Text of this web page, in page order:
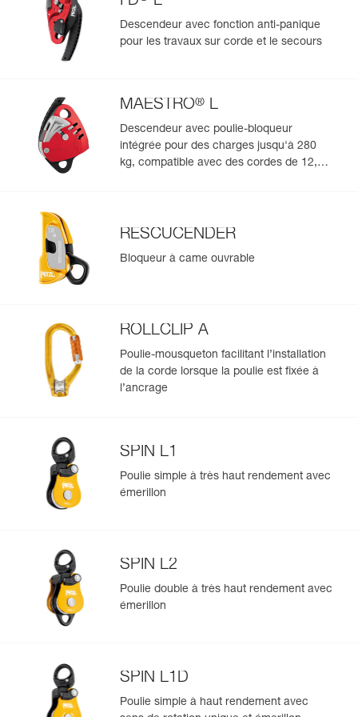
Référence : R078CA05
Longueur (ft) : 150 ft
Couleur(s) : orange
Garantie : 3 ans
Longueur (ft) : 200 ft
Couleur(s) : blanc
Garantie : 3 ans
Conditionnement : 1
Référence : R078CA07
Couleur(s) : jaune
Garantie : 3 ans
Conditionnement : 1
Référence : R078CA08
Longueur (ft) : 200 ft
Conditionnement : 1
Référence : R078CA09
Longueur (ft) : 200 ft
Couleur(s) : bleu
Garantie : 3 ans
Référence : R078CA10
Longueur (ft) : 200 ft
Couleur(s) : rouge
Garantie : 3 ans
Conditionnement : 1
Couleur(s) : orange
Garantie : 3 ans
Conditionnement : 1
Référence : R078CA12
Longueur (ft) : 600 ft
Conditionnement : 1
Référence : R078CA13
Longueur (ft) : 600 ft
Descendeur avec fonction anti-panique
pour les travaux sur corde et le secours
MAESTRO® L
Descendeur avec poulie-bloqueur
intégrée pour des charges jusqu'à 280
kg, compatible avec des cordes de 12,5 à
RESCUCENDER
Bloqueur à came ouvrable
ROLLCLIP A
Poulie-mousqueton facilitant l’installation
de la corde lorsque la poulie est fixée à
l’ancrage
SPIN L1
Poulie simple à très haut rendement avec
émerillon
SPIN L2
Poulie double à très haut rendement avec
émerillon
SPIN L1D
Poulie simple à haut rendement avec